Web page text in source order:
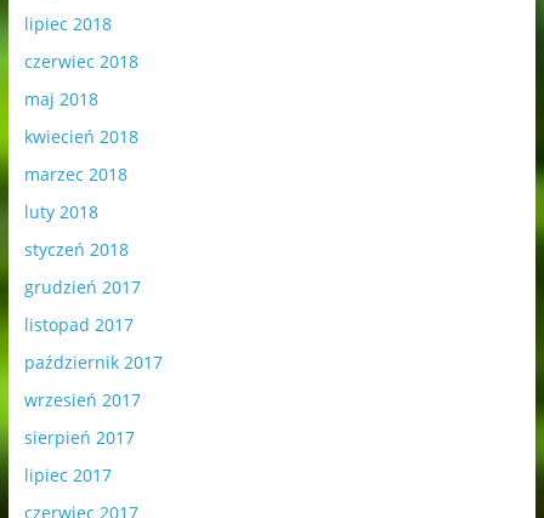
lipiec 2018
czerwiec 2018
maj 2018
kwiecień 2018
marzec 2018
luty 2018
styczeń 2018
grudzień 2017
listopad 2017
październik 2017
wrzesień 2017
sierpień 2017
lipiec 2017
czerwiec 2017